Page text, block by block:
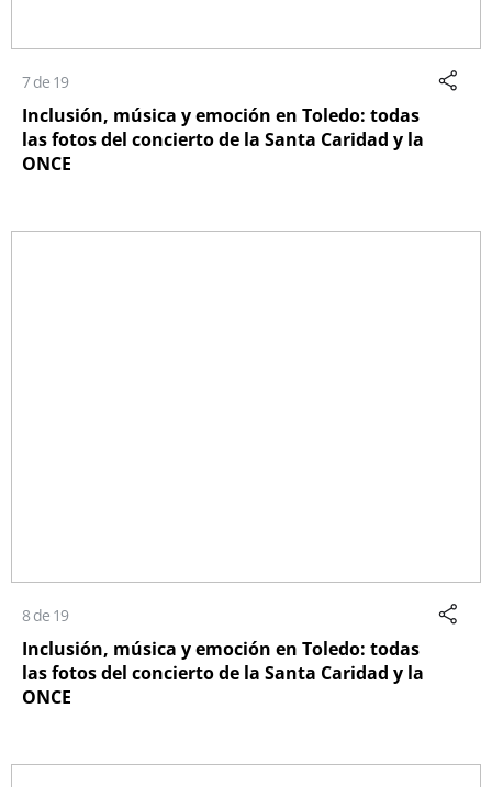
7 de 19
Inclusión, música y emoción en Toledo: todas
las fotos del concierto de la Santa Caridad y la
ONCE
8 de 19
Inclusión, música y emoción en Toledo: todas
las fotos del concierto de la Santa Caridad y la
ONCE